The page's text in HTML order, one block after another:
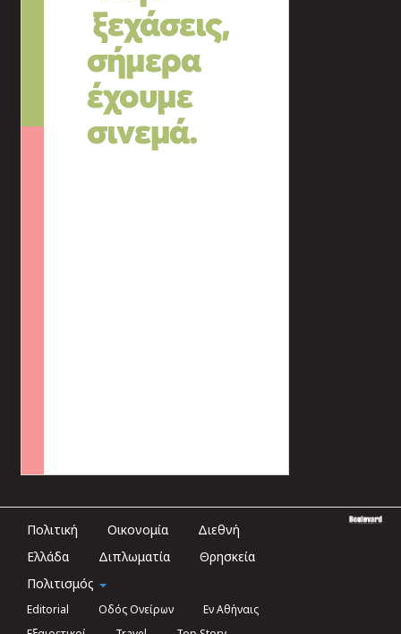
Πολιτική Οικονομία
Διεθνή
Ελλάδα
Διπλωματία
Θρησκεία
Πολιτισμός
Editorial Οδός Ονείρων
Εν Αθήναις